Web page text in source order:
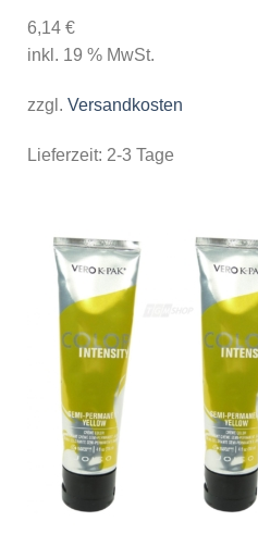
6,14 €
inkl. 19 % MwSt.
zzgl. Versandkosten
Lieferzeit: 2-3 Tage